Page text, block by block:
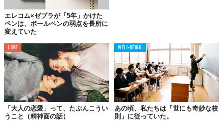
02.
朝だよ。朝が来ちゃったよ。
エレコム×ゼブラが「5年」かけた
ペンは、ボールペンの弱点を長所に
変えていた
LOVE
「大人の恋愛」って、たぶんこうい
うこと（精神面の話）
WELL-BEING
あの頃、私たちは「世にも奇妙な校
則」に従っていた。